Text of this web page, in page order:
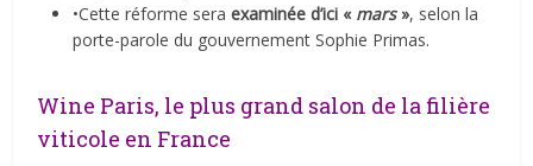
•Cette réforme seraexaminée d’ici « mars», selon la
porte-parole du gouvernement Sophie Primas.
Wine Paris, le plus grand salon de la filière
viticole en France